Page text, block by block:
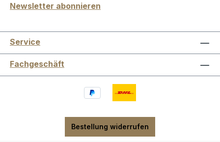
Newsletter abonnieren
Service
Fachgeschäft
Bestellung widerrufen